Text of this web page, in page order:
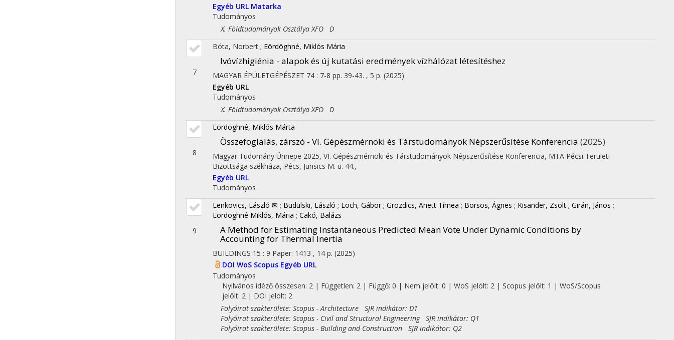
Egyéb URL Matarka
Tudományos
X. Földtudományok Osztálya XFO D
7
Bóta, Norbert ; Eördöghné, Miklós Mária
Ivóvízhigiénia - alapok és új kutatási eredmények vízhálózat létesítéshez
MAGYAR ÉPÜLETGÉPÉSZET 74 : 7-8 pp. 39-43. , 5 p. (2025)
Egyéb URL
Tudományos
X. Földtudományok Osztálya XFO D
8
Eördöghné, Miklós Márta
Összefoglalás, zárszó - VI. Gépészmérnöki és Társtudományok Népszerűsítése Konferencia (2025)
Magyar Tudomány Ünnepe 2025, VI. Gépészmérnöki és Társtudományok Népszerűsítése Konferencia, MTA Pécsi Területi
Bizottsága székháza, Pécs, Jurisics M. u. 44.,
Egyéb URL
Tudományos
9
Lenkovics, László ✉ ; Budulski, László ; Loch, Gábor ; Grozdics, Anett Tímea ; Borsos, Ágnes ; Kisander, Zsolt ; Girán, János ;
Eördöghné Miklós, Mária ; Cakó, Balázs
A Method for Estimating Instantaneous Predicted Mean Vote Under Dynamic Conditions by
Accounting for Thermal Inertia
BUILDINGS 15 : 9 Paper: 1413 , 14 p. (2025)
DOI WoS Scopus Egyéb URL
Tudományos
Nyilvános idéző összesen: 2 | Független: 2 | Függő: 0 | Nem jelölt: 0 | WoS jelölt: 2 | Scopus jelölt: 1 | WoS/Scopus
jelölt: 2 | DOI jelölt: 2
Folyóirat szakterülete: Scopus - Architecture SJR indikátor: D1
Folyóirat szakterülete: Scopus - Civil and Structural Engineering SJR indikátor: Q1
Folyóirat szakterülete: Scopus - Building and Construction SJR indikátor: Q2